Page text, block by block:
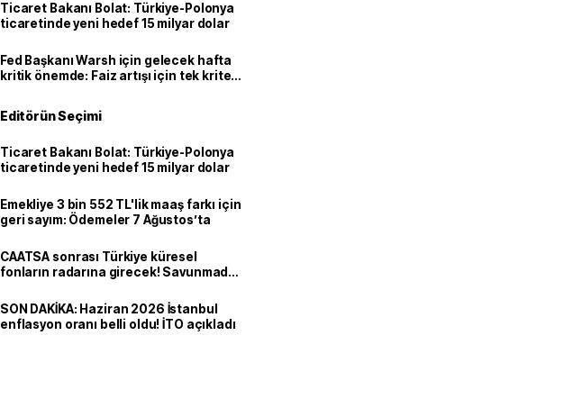
Ticaret Bakanı Bolat: Türkiye-Polonya
ticaretinde yeni hedef 15 milyar dolar
Fed Başkanı Warsh için gelecek hafta
kritik önemde: Faiz artışı için tek kriter
Editörün Seçimi
Ticaret Bakanı Bolat: Türkiye-Polonya
ticaretinde yeni hedef 15 milyar dolar
Emekliye 3 bin 552 TL'lik maaş farkı için
geri sayım: Ödemeler 7 Ağustos’ta
CAATSA sonrası Türkiye küresel
fonların radarına girecek! Savunmadan
SON DAKİKA: Haziran 2026 İstanbul
enflasyon oranı belli oldu! İTO açıkladı